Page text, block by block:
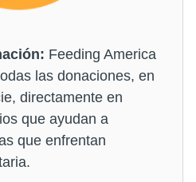
Feeding America
las donaciones, en
directamente en
que ayudan a
que enfrentan